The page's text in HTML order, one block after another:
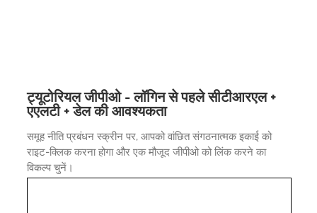
ट्यूटोरियल जीपीओ - लॉगिन से पहले सीटीआरएल +
एएलटी + डेल की आवश्यकता
समूह नीति प्रबंधन स्क्रीन पर, आपको वांछित संगठनात्मक इकाई को
राइट-क्लिक करना होगा और एक मौजूद जीपीओ को लिंक करने का
विकल्प चुनें।